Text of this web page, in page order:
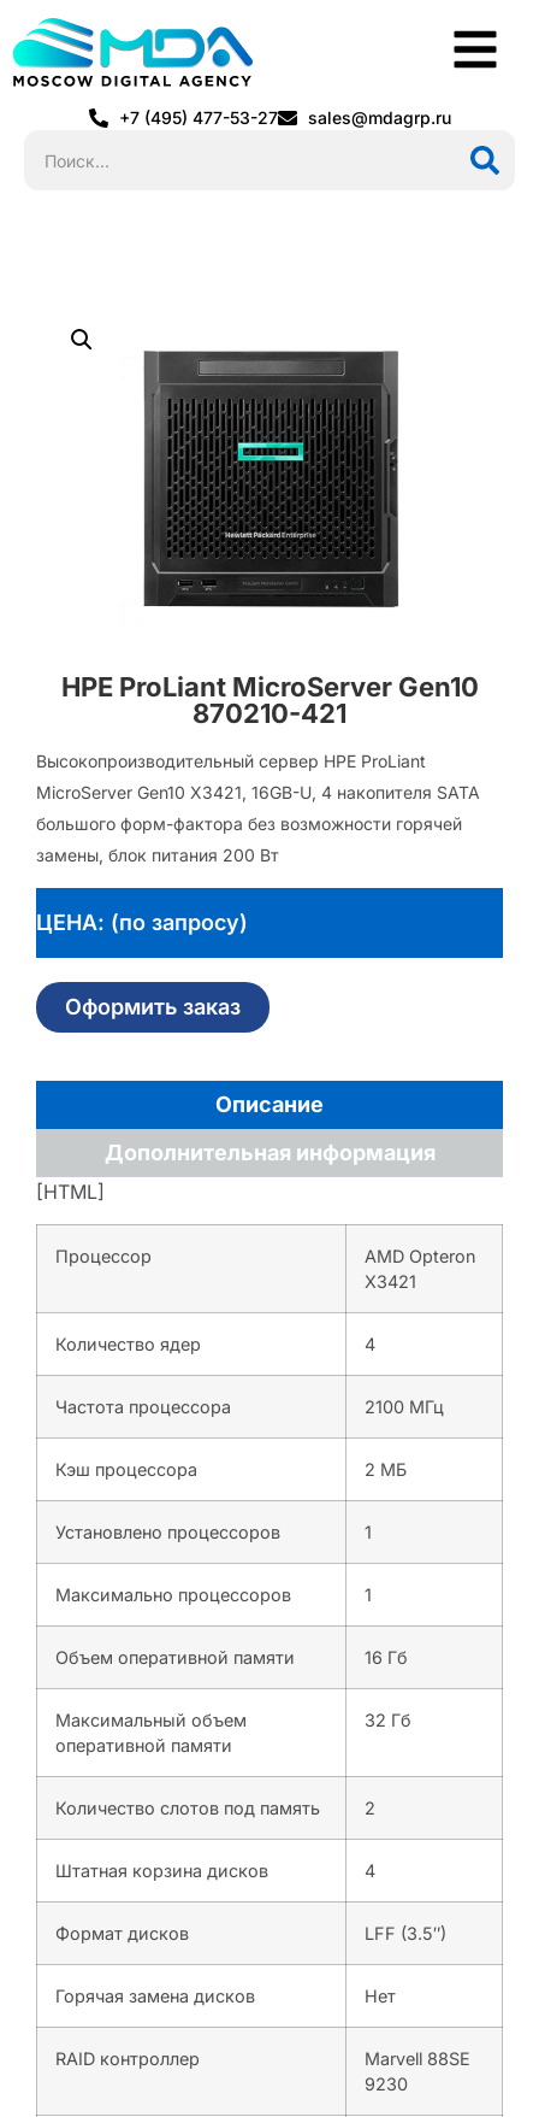
+7 (495) 477-53-27 sales@mdagrp.ru
HPE ProLiant MicroServer Gen10
870210-421
Высокопроизводительный сервер HPE ProLiant
MicroServer Gen10 X3421, 16GB-U, 4 накопителя SATA
большого форм-фактора без возможности горячей
замены, блок питания 200 Вт
ЦЕНА: (по запросу)
Оформить заказ
Описание
Дополнительная информация
[HTML]
Процессор
AMD Opteron
X3421
Количество ядер 4
Частота процессора 2100 МГц
Кэш процессора 2 МБ
Установлено процессоров 1
Максимально процессоров 1
Объем оперативной памяти 16 Гб
Максимальный объем
оперативной памяти
32 Гб
Количество слотов под память 2
Штатная корзина дисков 4
Формат дисков LFF (3.5″)
Горячая замена дисков Нет
RAID контроллер
Marvell 88SE
9230